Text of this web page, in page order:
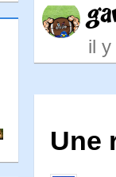
il
Une